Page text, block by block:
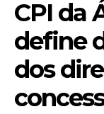
CPI da
define
dos